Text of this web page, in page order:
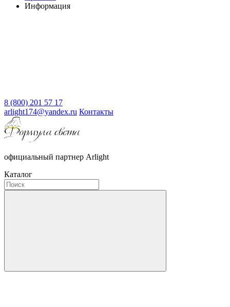
Информация
8 (800) 201 57 17
arlight174@yandex.ru Контакты
официальный партнер Arlight
Каталог